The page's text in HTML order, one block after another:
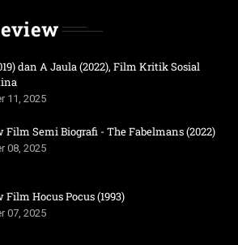
dan A Jaula (2022), Film Kritik Sosial
11, 2025
Film Semi Biografi - The Fabelmans (2022)
08, 2025
Film Hocus Pocus (1993)
07, 2025